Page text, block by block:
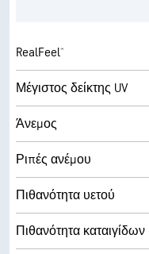
RealFeel®
Μέγιστος δείκτης UV
Άνεμος
Ριπές ανέμου
Πιθανότητα υετού
Πιθανότητα καταιγίδων